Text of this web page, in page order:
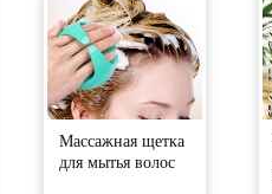
Массажная щетка
для мытья волос